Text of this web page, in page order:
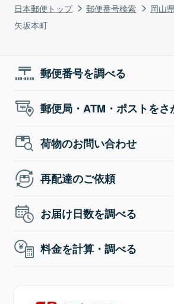
日本郵便トップ 郵便番号検索 岡山県
矢坂本町
郵便番号を調べる
郵便局・ATM・ポストをさ
荷物のお問い合わせ
再配達のご依頼
お届け日数を調べる
料金を計算・調べる